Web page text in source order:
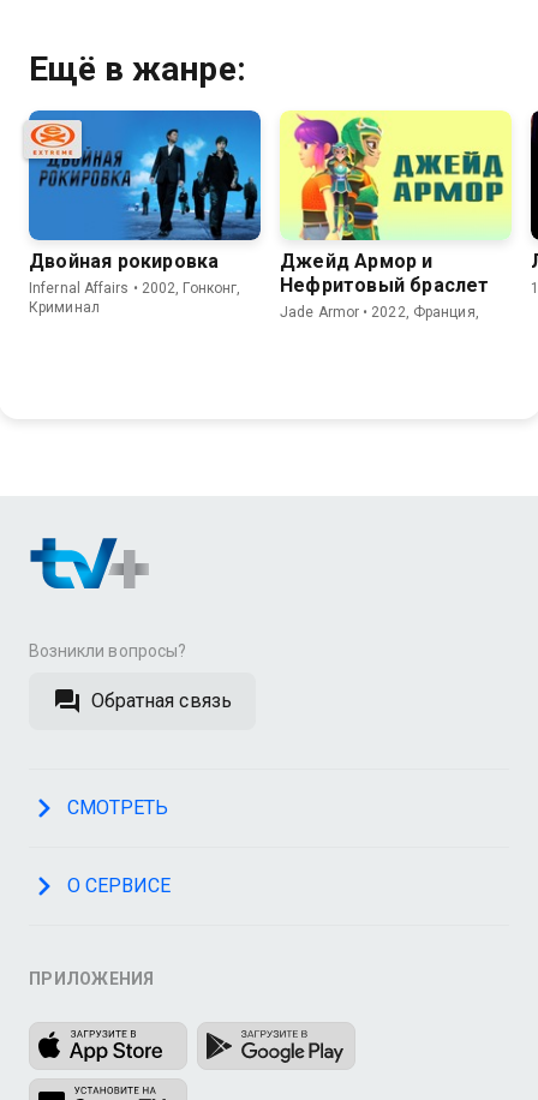
Ещё в жанре:
Двойная рокировка
Infernal Affairs • 2002, Гонконг,
Криминал
Джейд Армор и
Нефритовый браслет
Jade Armor • 2022, Франция,
Возникли вопросы?
Обратная связь
СМОТРЕТЬ
О СЕРВИСЕ
ПРИЛОЖЕНИЯ